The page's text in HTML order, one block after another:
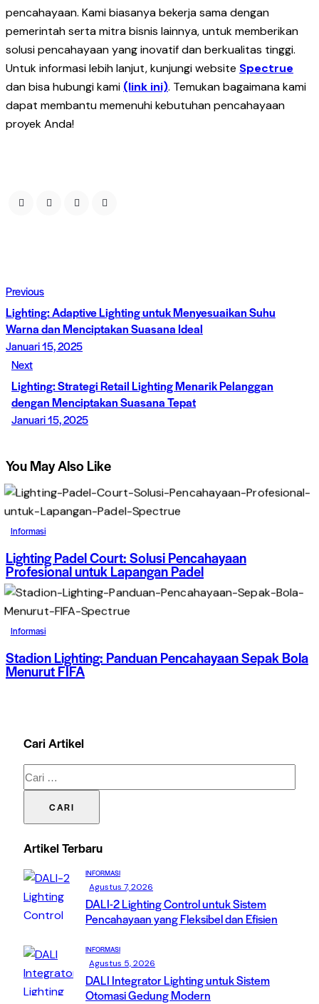
pencahayaan. Kami biasanya bekerja sama dengan
pemerintah serta mitra bisnis lainnya, untuk memberikan
solusi pencahayaan yang inovatif dan berkualitas tinggi.
Untuk informasi lebih lanjut, kunjungi website Spectrue
dan bisa hubungi kami (link ini). Temukan bagaimana kami
dapat membantu memenuhi kebutuhan pencahayaan
proyek Anda!
Navigasi
pos
Previous
Lighting: Adaptive Lighting untuk Menyesuaikan Suhu
Warna dan Menciptakan Suasana Ideal
Januari 15, 2025
Next
Lighting: Strategi Retail Lighting Menarik Pelanggan
dengan Menciptakan Suasana Tepat
Januari 15, 2025
You May Also Like
Informasi
Lighting Padel Court: Solusi Pencahayaan
Profesional untuk Lapangan Padel
Informasi
Stadion Lighting: Panduan Pencahayaan Sepak Bola
Menurut FIFA
Cari Artikel
Cari
untuk:
Artikel Terbaru
INFORMASI
Agustus 7, 2026
DALI-2 Lighting Control untuk Sistem
Pencahayaan yang Fleksibel dan Efisien
INFORMASI
Agustus 5, 2026
DALI Integrator Lighting untuk Sistem
Otomasi Gedung Modern